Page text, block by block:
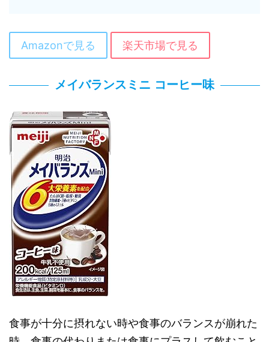
Amazonで見る 楽天市場で見る
メイバランスミニ コーヒー味
食事が十分に摂れない時や食事のバランスが崩れた